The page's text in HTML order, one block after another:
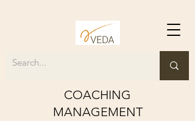
COACHING
MANAGEMENT